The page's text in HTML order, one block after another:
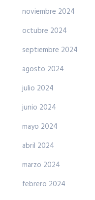
noviembre 2024
octubre 2024
septiembre 2024
agosto 2024
julio 2024
junio 2024
mayo 2024
abril 2024
marzo 2024
febrero 2024